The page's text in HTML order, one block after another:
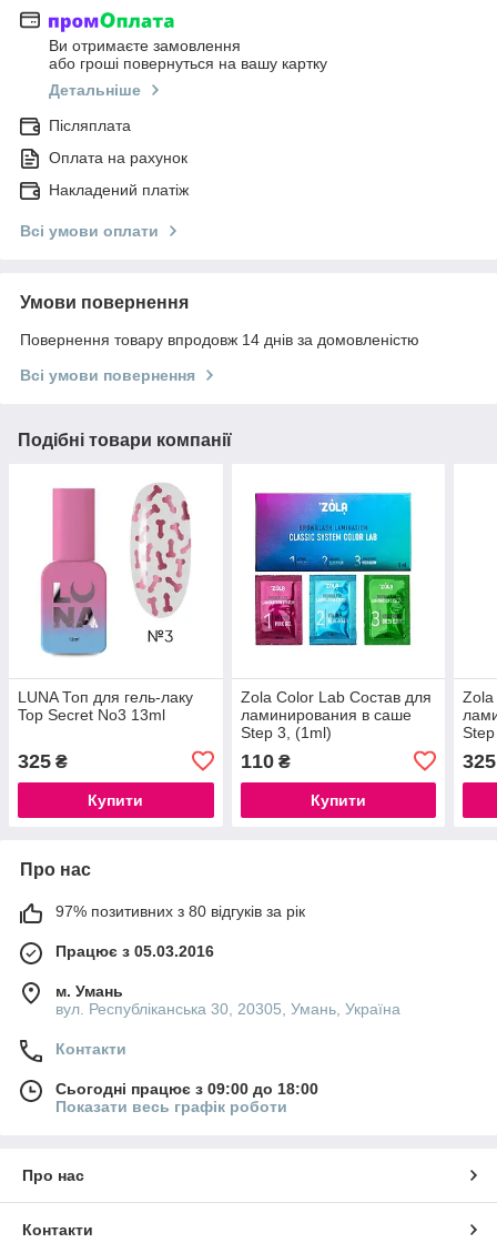
Ви отримаєте замовлення
або гроші повернуться на вашу картку
Детальніше
Післяплата
Оплата на рахунок
Накладений платіж
Всі умови оплати
Умови повернення
Повернення товару впродовж 14 днів за домовленістю
Всі умови повернення
Подібні товари компанії
LUNA Топ для гель-лаку
Top Secret No3 13ml
325 ₴
Купити
Zola Color Lab Состав для
ламинирования в саше
Step 3, (1ml)
110₴
Купити
325
Про нас
97% позитивних з 80 відгуків за рік
Працює з 05.03.2016
м. Умань
вул. Республіканська 30, 20305, Умань, Україна
Контакти
Сьогодні працює з 09:00 до 18:00
Показати весь графік роботи
Про нас
Контакти